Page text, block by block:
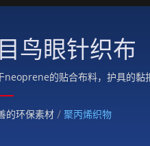
鸟眼针织布
的贴合布料，护具的黏
的环保素材 / 聚丙烯织物